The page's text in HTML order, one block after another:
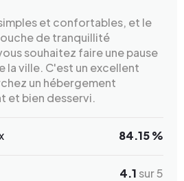
et confortables, et le
de tranquillité
souhaitez faire une pause
la ville. C'est un excellent
un hébergement
et bien desservi.
84.15 %
4.1 sur 5